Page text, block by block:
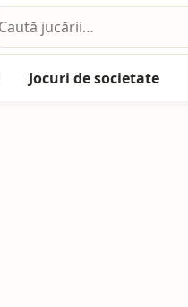
Jocuri de societate